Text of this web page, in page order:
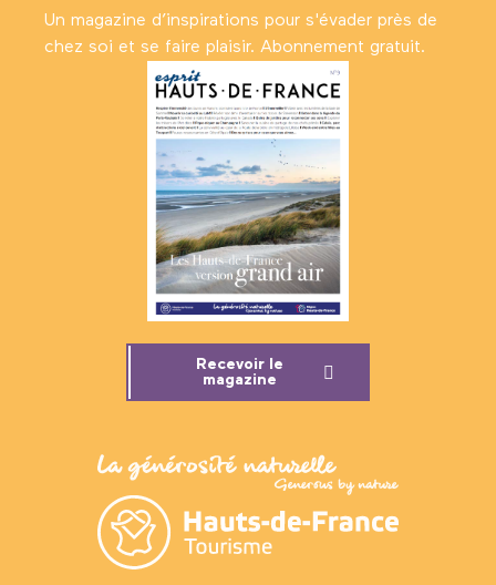
Un magazine d’inspirations pour s'évader près de
chez soi et se faire plaisir. Abonnement gratuit.
Recevoir le
magazine